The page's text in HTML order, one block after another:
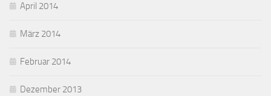
April 2014
März 2014
Februar 2014
Dezember 2013